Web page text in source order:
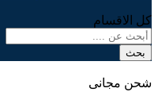
كل الاقسام
بحث
شحن مجانى